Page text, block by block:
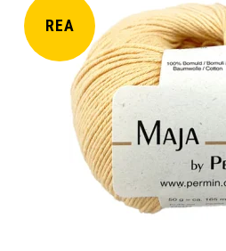
REA